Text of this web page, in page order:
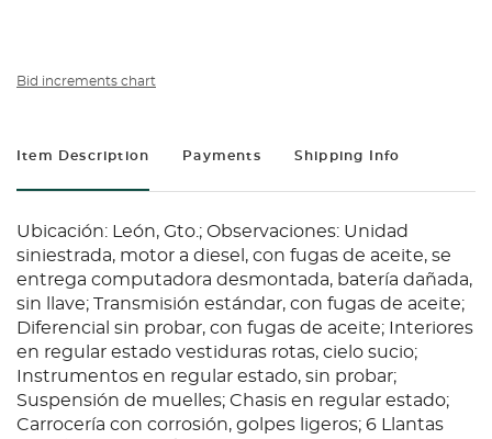
Bid increments chart
Item Description Payments Shipping Info
Ubicación: León, Gto.; Observaciones: Unidad
siniestrada, motor a diesel, con fugas de aceite, se
entrega computadora desmontada, batería dañada,
sin llave; Transmisión estándar, con fugas de aceite;
Diferencial sin probar, con fugas de aceite; Interiores
en regular estado vestiduras rotas, cielo sucio;
Instrumentos en regular estado, sin probar;
Suspensión de muelles; Chasis en regular estado;
Carrocería con corrosión, golpes ligeros; 6 Llantas